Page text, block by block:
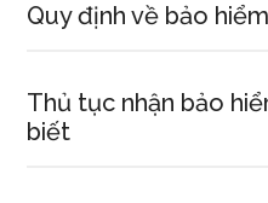
Quy định về bảo
Thủ tục nhận bảo
biết